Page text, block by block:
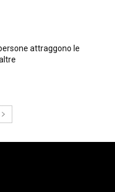
attraggono le